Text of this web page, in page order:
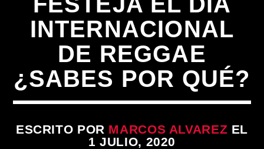
CANCIÓN ACTUAL
TÍTULO
INTERNACIONAL
DE REGGAE
¿SABES POR QUÉ?
ESCRITO POR MARCOS ALVAREZ EL
1 JULIO, 2020